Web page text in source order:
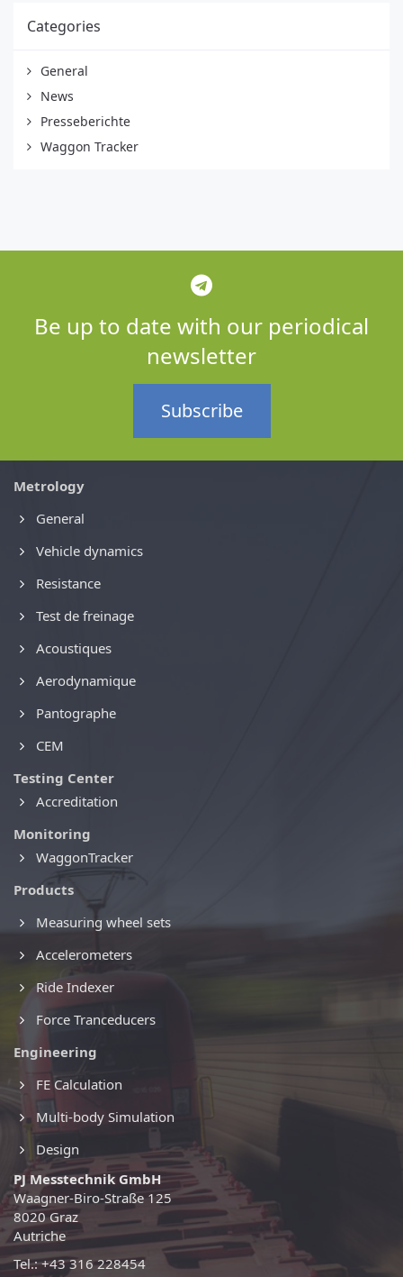
Categories
General
News
Presseberichte
Waggon Tracker
Be up to date with our periodical
newsletter
Subscribe
Metrology
General
Vehicle dynamics
Resistance
Test de freinage
Acoustiques
Aerodynamique
Pantographe
CEM
Testing Center
Accreditation
Monitoring
WaggonTracker
Products
Measuring wheel sets
Accelerometers
Ride Indexer
Force Tranceducers
Engineering
FE Calculation
Multi-body Simulation
Design
PJ Messtechnik GmbH
Waagner-Biro-Straße 125
8020 Graz
Autriche
Tel.: +43 316 228454